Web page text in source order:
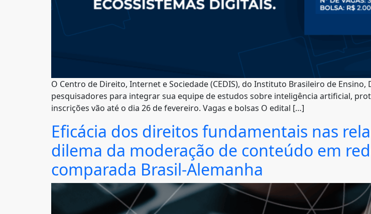
O Centro de Direito, Internet e Sociedade (CEDIS), do Instituto Brasileiro de
pesquisadores para integrar sua equipe de estudos sobre inteligência artificial,
inscrições vão até o dia 26 de fevereiro. Vagas e bolsas O edital […]
Eficácia dos direitos fundamentais nas
dilema da moderação de conteúdo em
comparada Brasil-Alemanha